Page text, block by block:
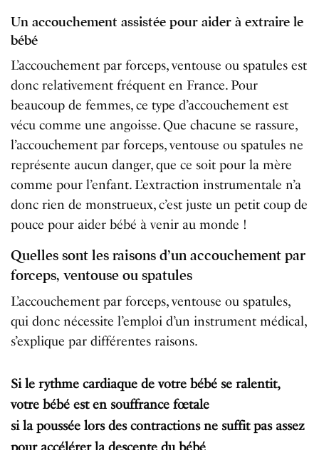
Un accouchement assistée pour aider à extraire le
bébé
L’accouchement par forceps, ventouse ou spatules est
donc relativement fréquent en France. Pour
beaucoup de femmes, ce type d’accouchement est
vécu comme une angoisse. Que chacune se rassure,
l’accouchement par forceps, ventouse ou spatules ne
représente aucun danger, que ce soit pour la mère
comme pour l’enfant. L’extraction instrumentale n’a
donc rien de monstrueux, c’est juste un petit coup de
pouce pour aider bébé à venir au monde !
Quelles sont les raisons d’un accouchement par
forceps, ventouse ou spatules
L’accouchement par forceps, ventouse ou spatules,
qui donc nécessite l’emploi d’un instrument médical,
s’explique par différentes raisons.
Si le rythme cardiaque de votre bébé se ralentit,
votre bébé est en souffrance fœtale
si la poussée lors des contractions ne suffit pas assez